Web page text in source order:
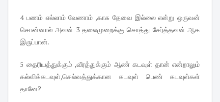
4 பணம் எல்லாம் வேணாம் ,காசு தேவை இல்லை என்று ஒருவன்
சொன்னால் அவன் 3 தலைமுறைக்கு சொத்து சேர்த்தவன் ஆக
இருப்பான்.
5 தைரியத்துக்கும் ,வீரத்துக்கும் ஆண் கடவுள் தான் என்றாலும்
கல்விக்கடவுள்,செல்வத்துக்கான கடவுள் பெண் கடவுள்கள்
தானே?